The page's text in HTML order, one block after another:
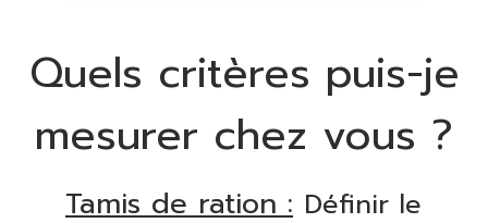
Quels critères puis-je
mesurer chez vous ?
Tamis de ration : Définir le